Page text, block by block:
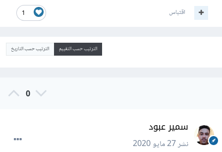
1 اقتباس
الترتيب حسب التقييم الترتيب حسب التاريخ
0
سمير عبود
نشر27 مايو 2020